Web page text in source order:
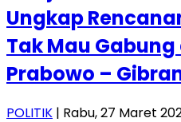
Ungkap
Tak Mau
Prabowo –
POLITIK | Rabu, 27 Maret